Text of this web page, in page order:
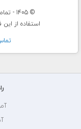
© 1405 - تمامی حقوق برای میهن طرح محفوظ است.
استفاده از